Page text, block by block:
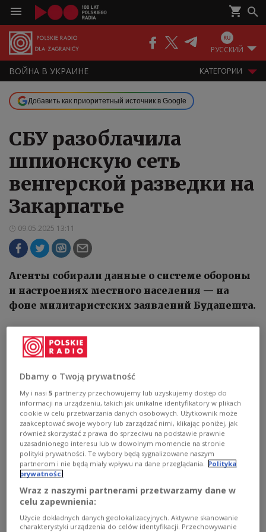
РУССКИЙ
ВОЙНА В УКРАИНЕ КАТЕГОРИИ
Добавить как приоритетный источник в Google
СБУ разоблачила
шпионскую сеть
венгерской разведки на
Закарпатье
09.05.2025 13:11
Агенты собирали данные о системе обороны
и настроениях местного населения — на
фоне милитаристских заявлений Будапешта.
Иллюстративное фото
Фото:
https://x.com/ServiceSsu/status/1883092378451644756/photo/1
Служба безопасности Украины сообщила о
Dbamy o Twoją prywatność
My i nasi5 partnerzy przechowujemy lub uzyskujemy dostęp do
informacji na urządzeniu, takich jak unikalne identyfikatory w plikach
cookie w celu przetwarzania danych osobowych. Użytkownik może
zaakceptować swoje wybory lub zarządzać nimi, klikając poniżej, jak
również skorzystać z prawa do sprzeciwu na podstawie prawnie
uzasadnionego interesu lub w dowolnym momencie na stronie
polityki prywatności. Te wybory będą sygnalizowane naszym
partnerom i nie będą miały wpływu na dane przeglądania.
Polityka
prywatności
Wraz z naszymi partnerami przetwarzamy dane w
celu zapewnienia:
Użycie dokładnych danych geolokalizacyjnych. Aktywne skanowanie
charakterystyki urządzenia do celów identyfikacji. Przechowywanie